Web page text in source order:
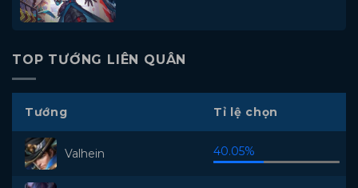
TOP TƯỚNG LIÊN QUÂN
Tướng Tỉ lệ chọn
Valhein 40.05%